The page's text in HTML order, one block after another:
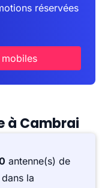
réservées
à Cambrai
antenne(s) de
la